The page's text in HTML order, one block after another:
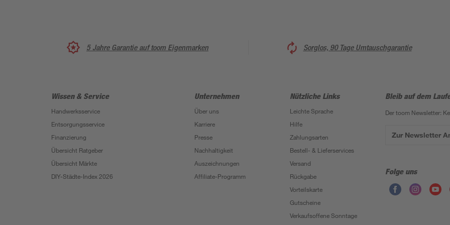
5 Jahre Garantie auf toom Eigenmarken Sorglos, 90 Tage Umtauschgarantie
Wissen & Service
Handwerksservice
Entsorgungsservice
Finanzierung
Übersicht Ratgeber
Übersicht Märkte
DIY-Städte-Index 2026
Unternehmen
Über uns
Karriere
Presse
Nachhaltigkeit
Auszeichnungen
Affiliate-Programm
Nützliche Links
Leichte Sprache
Hilfe
Zahlungsarten
Bestell- & Lieferservices
Versand
Rückgabe
Vorteilskarte
Gutscheine
Verkaufsoffene Sonntage
Bleib auf dem
Der toom Newsletter:
Zur Newsletter
Folge uns